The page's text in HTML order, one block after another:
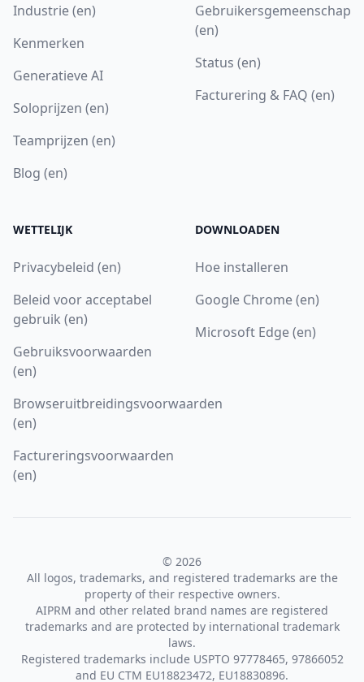
Industrie (en)
Kenmerken
Generatieve AI
Soloprijzen (en)
Teamprijzen (en)
Blog (en)
Gebruikersgemeenschap
(en)
Status (en)
Facturering & FAQ (en)
WETTELIJK
Privacybeleid (en)
Beleid voor acceptabel
gebruik (en)
Gebruiksvoorwaarden
(en)
Browseruitbreidingsvoorwaarden
(en)
Factureringsvoorwaarden
(en)
DOWNLOADEN
Hoe installeren
Google Chrome (en)
Microsoft Edge (en)
© 2026
All logos, trademarks, and registered trademarks are the
property of their respective owners.
AIPRM and other related brand names are registered
trademarks and are protected by international trademark
laws.
Registered trademarks include USPTO 97778465, 97866052
and EU CTM EU18823472, EU18830896.